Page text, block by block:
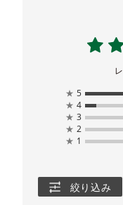
★ 5
★ 4
★ 3
★ 2
★ 1
絞り込み